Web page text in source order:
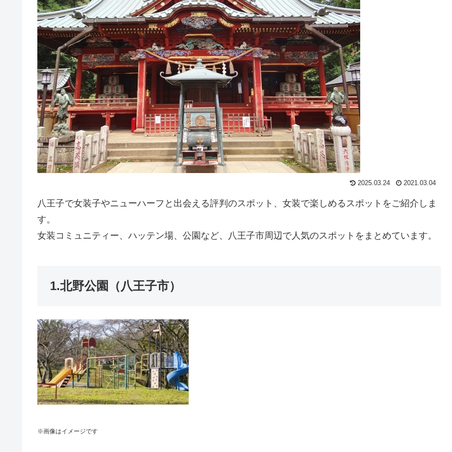
2025.03.24 2021.03.04
八王子で女装子やニューハーフと出会える評判のスポット、女装で楽しめるスポットをご紹介しま
す。
女装コミュニティー、ハッテン場、公園など、八王子市周辺で人気のスポットをまとめています。
1.北野公園（八王子市）
※画像はイメージです